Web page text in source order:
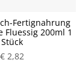
Fertignahrung
Fluessig 200ml 1
Stück
€ 2,82